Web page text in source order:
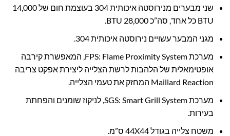
שני מבערים מנירוסטה איכותית 304 בעוצמת חום של 14,000
BTU כל אחד, סה”כ 28,000 BTU.
מגני המבער עשויים נירוסטה איכותית 304.
מערכת FPS: Flame Proximity System, המאפשרת קירבה
אופטימאלית של הלהבות לרשת הצלייה ליצירת אפקט צריבה
Maillard Reaction המחזק את טעמי הצלייה.
מערכת SGS: Smart Grill System, לניקוז שומנים והפחתת
בעירות.
משטח צלייה בגודל 44X44 ס”מ.